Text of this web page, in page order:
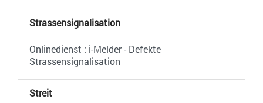
Strassensignalisation
Onlinedienst : i-Melder - Defekte
Strassensignalisation
Streit